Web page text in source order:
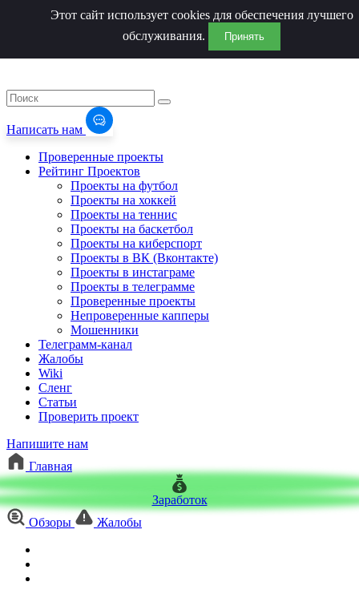
Написать нам
Проверенные проекты
Рейтинг Проектов
Проекты на футбол
Проекты на хоккей
Проекты на теннис
Проекты на баскетбол
Проекты на киберспорт
Проекты в ВК (Вконтакте)
Проекты в инстаграме
Проекты в телеграмме
Проверенные проекты
Непроверенные капперы
Мошенники
Телеграмм-канал
Жалобы
Wiki
Сленг
Статьи
Проверить проект
Напишите нам
Главная
Заработок
Обзоры
Жалобы
Этот сайт использует cookies для обеспечения лучшего
обслуживания.
Принять